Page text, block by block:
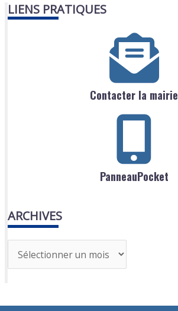
LIENS PRATIQUES
Contacter la mairie
PanneauPocket
ARCHIVES
r
h